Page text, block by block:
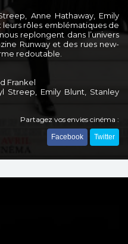
Anne Hathaway, Emily
rôles emblématiques de
replongent dans l’univers
Runway et des rues new-
redoutable.
Frankel
Streep, Emily Blunt, Stanley
Partagez vos envies cinéma :
Facebook Twitter